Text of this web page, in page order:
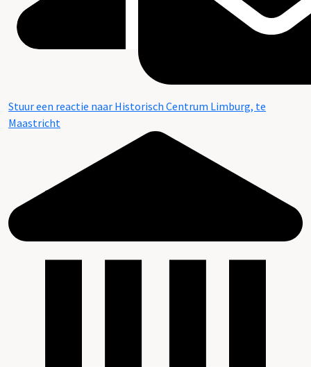
Stuur een reactie naar Historisch Centrum Limburg, te
Maastricht